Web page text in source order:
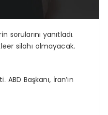
yanıtladı.
silahı olmayacak.
Başkanı, İran’ın